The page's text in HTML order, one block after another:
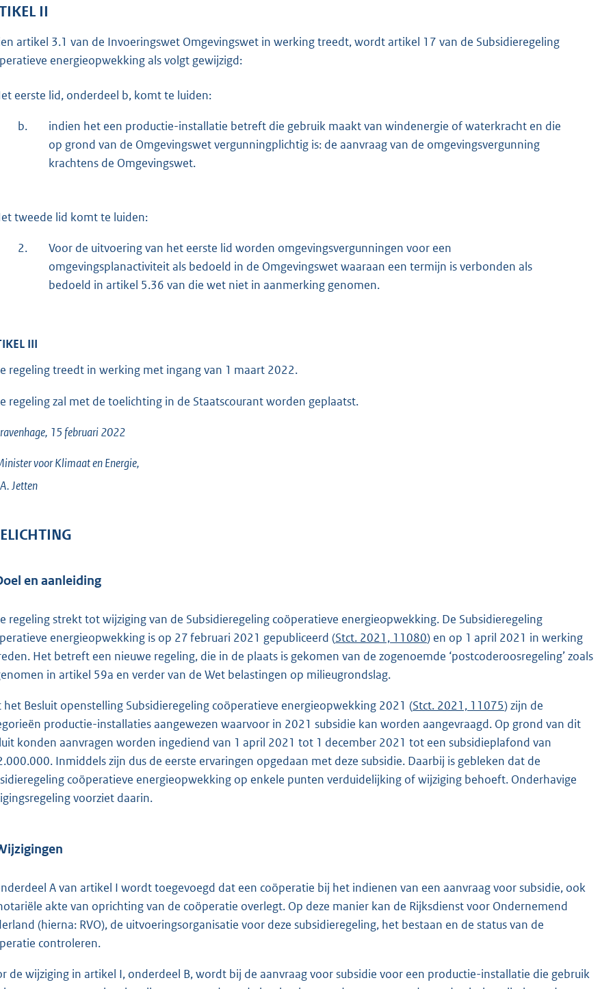
II
artikel 3.1 van de Invoeringswet Omgevingswet in werking treedt, wordt artikel 17 van de Subsidieregeling
energieopwekking als volgt gewijzigd:
eerste lid, onderdeel b, komt te luiden:
b.
indien het een productie-installatie betreft die gebruik maakt van windenergie of waterkracht en die
op grond van de Omgevingswet vergunningplichtig is: de aanvraag van de omgevingsvergunning
krachtens de Omgevingswet.
tweede lid komt te luiden:
2.
Voor de uitvoering van het eerste lid worden omgevingsvergunningen voor een
omgevingsplanactiviteit als bedoeld in de Omgevingswet waaraan een termijn is verbonden als
bedoeld in artikel 5.36 van die wet niet in aanmerking genomen.
III
regeling treedt in werking met ingang van 1 maart 2022.
regeling zal met de toelichting in de Staatscourant worden geplaatst.
15 februari 2022
voor Klimaat en Energie,
Jetten
en aanleiding
regeling strekt tot wijziging van de Subsidieregeling coöperatieve energieopwekking. De Subsidieregeling
energieopwekking is op 27 februari 2021 gepubliceerd (Stct. 2021, 11080) en op 1 april 2021 in werking
Het betreft een nieuwe regeling, die in de plaats is gekomen van de zogenoemde ‘postcoderoosregeling’ zoals
in artikel 59a en verder van de Wet belastingen op milieugrondslag.
het Besluit openstelling Subsidieregeling coöperatieve energieopwekking 2021 (Stct. 2021, 11075) zijn de
productie-installaties aangewezen waarvoor in 2021 subsidie kan worden aangevraagd. Op grond van dit
konden aanvragen worden ingediend van 1 april 2021 tot 1 december 2021 tot een subsidieplafond van
Inmiddels zijn dus de eerste ervaringen opgedaan met deze subsidie. Daarbij is gebleken dat de
coöperatieve energieopwekking op enkele punten verduidelijking of wijziging behoeft. Onderhavige
voorziet daarin.
A van artikel I wordt toegevoegd dat een coöperatie bij het indienen van een aanvraag voor subsidie, ook
akte van oprichting van de coöperatie overlegt. Op deze manier kan de Rijksdienst voor Ondernemend
(hierna: RVO), de uitvoeringsorganisatie voor deze subsidieregeling, het bestaan en de status van de
controleren.
de wijziging in artikel I, onderdeel B, wordt bij de aanvraag voor subsidie voor een productie-installatie die gebruik